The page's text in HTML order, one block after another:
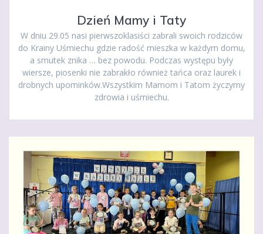
Dzień Mamy i Taty
W dniu 29.05 nasi pierwszoklasiści zabrali swoich rodziców
do Krainy Uśmiechu gdzie radość mieszka w każdym domu,
a smutek znika … bez powodu. Podczas występu były
wiersze, piosenki nie zabrakło również tańca oraz laurek i
drobnych upominków.Wszystkim Mamom i Tatom życzymy
zdrowia i uśmiechu.